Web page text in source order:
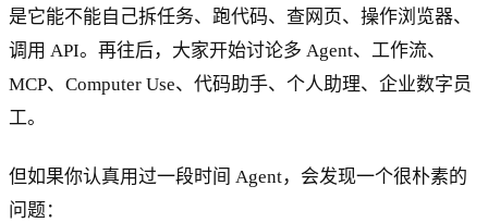
是它能不能自己拆任务、跑代码、查网页、操作浏览器、
调用 API。再往后，大家开始讨论多 Agent、工作流、
MCP、Computer Use、代码助手、个人助理、企业数字员
工。
但如果你认真用过一段时间 Agent，会发现一个很朴素的
问题：